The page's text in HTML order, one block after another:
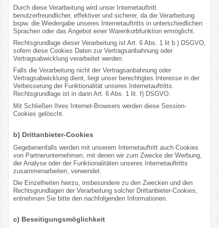
Durch diese Verarbeitung wird unser Internetauftritt
benutzerfreundlicher, effektiver und sicherer, da die Verarbeitung
bspw. die Wiedergabe unseres Internetauftritts in unterschiedlichen
Sprachen oder das Angebot einer Warenkorbfunktion ermöglicht.
Rechtsgrundlage dieser Verarbeitung ist Art. 6 Abs. 1 lit b.) DSGVO,
sofern diese Cookies Daten zur Vertragsanbahnung oder
Vertragsabwicklung verarbeitet werden.
Falls die Verarbeitung nicht der Vertragsanbahnung oder
Vertragsabwicklung dient, liegt unser berechtigtes Interesse in der
Verbesserung der Funktionalität unseres Internetauftritts.
Rechtsgrundlage ist in dann Art. 6 Abs. 1 lit. f) DSGVO.
Mit Schließen Ihres Internet-Browsers werden diese Session-
Cookies gelöscht.
b) Drittanbieter-Cookies
Gegebenenfalls werden mit unserem Internetauftritt auch Cookies
von Partnerunternehmen, mit denen wir zum Zwecke der Werbung,
der Analyse oder der Funktionalitäten unseres Internetauftritts
zusammenarbeiten, verwendet.
Die Einzelheiten hierzu, insbesondere zu den Zwecken und den
Rechtsgrundlagen der Verarbeitung solcher Drittanbieter-Cookies,
entnehmen Sie bitte den nachfolgenden Informationen.
c) Beseitigungsmöglichkeit